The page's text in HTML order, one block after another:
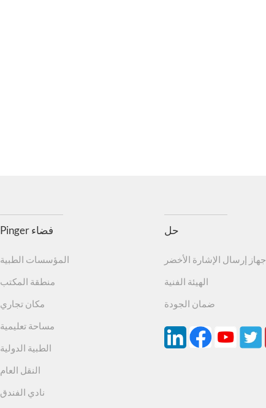
Pinger فضاء
المؤسسات الطبية
منطقة المكتب
مكان تجاري
مساحة تعليمية
الطبية الدولية
النقل العام
نادي الفندق
حل
جهاز إرسال الإشارة الأخضر
الهيئة الفنية
ضمان الجودة